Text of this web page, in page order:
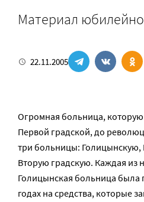
Материал
22.11.2005
Огромная больница,
Первой градской, до
три больницы: Голицынскую,
Вторую градскую. Каждая из
Голицынская больница была
годах на средства, которые